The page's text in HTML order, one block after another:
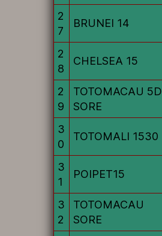
2
7
BRUNEI 14
2
8
CHELSEA 15
2
9
TOTOMACAU 5D
SORE
3
0
TOTOMALI 1530
3
1
POIPET15
3
2
TOTOMACAU
SORE